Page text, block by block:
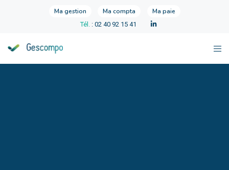
Ma gestion Ma compta Ma paie
Tél. : 02 40 92 15 41